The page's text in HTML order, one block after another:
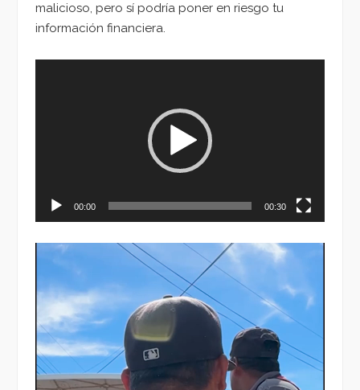
malicioso, pero sí podría poner en riesgo tu
información financiera.
00:00 00:30
Reproductor
vídeo